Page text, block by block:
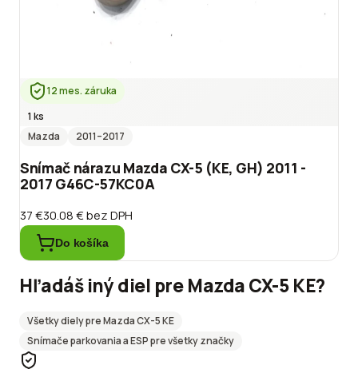
12 mes. záruka
1 ks
Mazda
2011–2017
Snímač nárazu Mazda CX-5 (KE, GH) 2011 -
2017 G46C-57KC0A
37 €30.08 €bez DPH
Do košíka
Hľadáš iný diel pre MazdaCX-5 KE?
Všetky diely preMazdaCX-5 KE
Snímače parkovania a ESPpre všetky značky